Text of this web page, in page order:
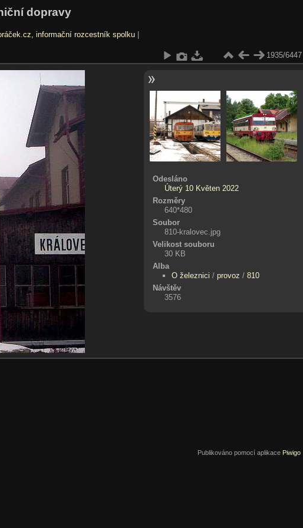
dopravy
informační rozcestník spolku|
1935/6447
Odesláno
Úterý 10 Květen 2022
Rozměry
640*480
Soubor
810-kralovec.jpg
Velikost souboru
30 KB
Alba
O železnici /provoz /810
Návštěv
3576
Publikováno pomocí aplikace Piwigo